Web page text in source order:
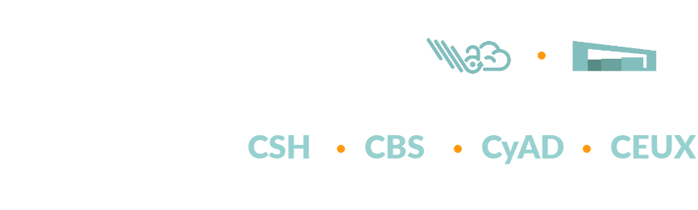
CSH CBS CyAD CEUX